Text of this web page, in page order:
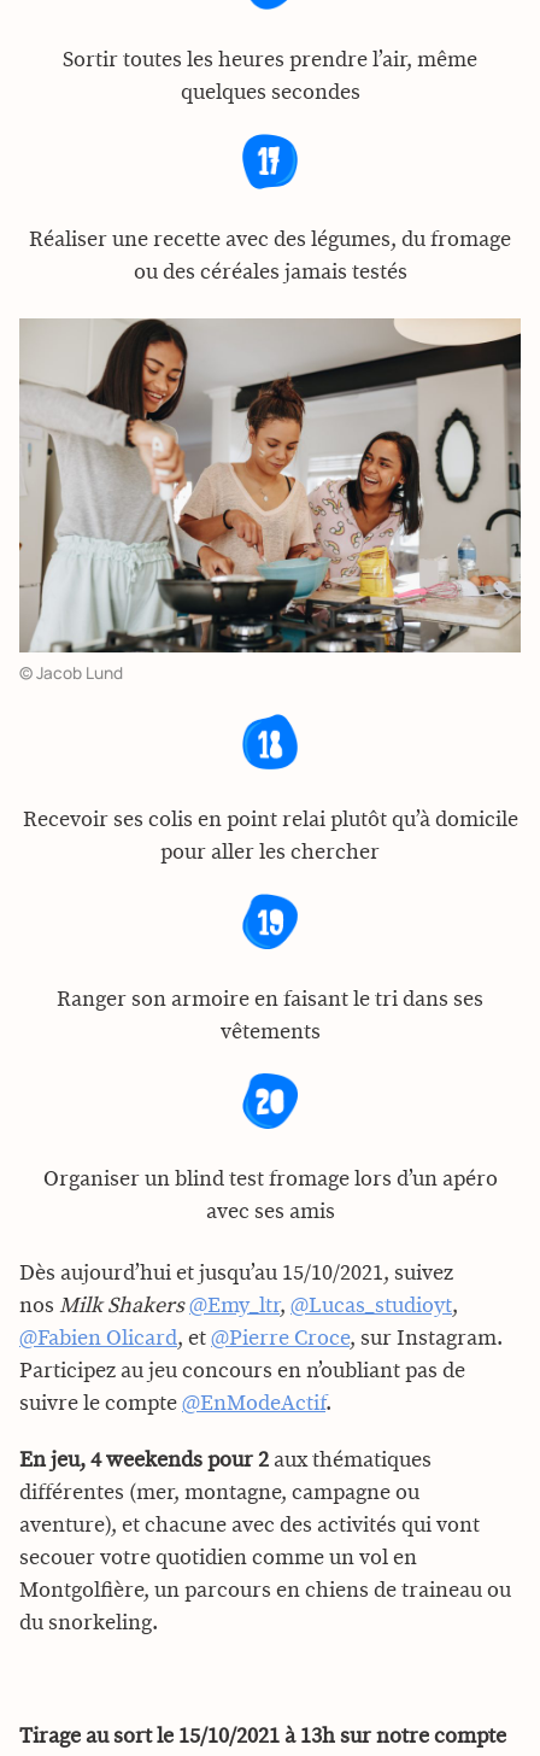
Sortir toutes les heures prendre l’air, même
quelques secondes
Réaliser une recette avec des légumes, du fromage
ou des céréales jamais testés
© Jacob Lund
Recevoir ses colis en point relai plutôt qu’à domicile
pour aller les chercher
Ranger son armoire en faisant le tri dans ses
vêtements
Organiser un blind test fromage lors d’un apéro
avec ses amis
Dès aujourd’hui et jusqu’au 15/10/2021, suivez
nos Milk Shakers @Emy_ltr, @Lucas_studioyt,
@Fabien Olicard, et @Pierre Croce, sur Instagram.
Participez au jeu concours en n’oubliant pas de
suivre le compte @EnModeActif.
En jeu, 4 weekends pour 2 aux thématiques
différentes (mer, montagne, campagne ou
aventure), et chacune avec des activités qui vont
secouer votre quotidien comme un vol en
Montgolfière, un parcours en chiens de traineau ou
du snorkeling.
Tirage au sort le 15/10/2021 à 13h sur notre compte